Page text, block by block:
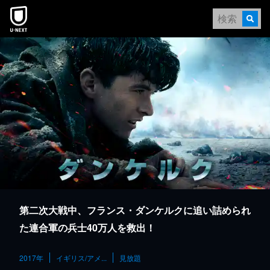
本文へスキップ
第二次大戦中、フランス・ダンケルクに追い詰められ
た連合軍の兵士40万人を救出！
2017年 イギリス/アメ... 見放題